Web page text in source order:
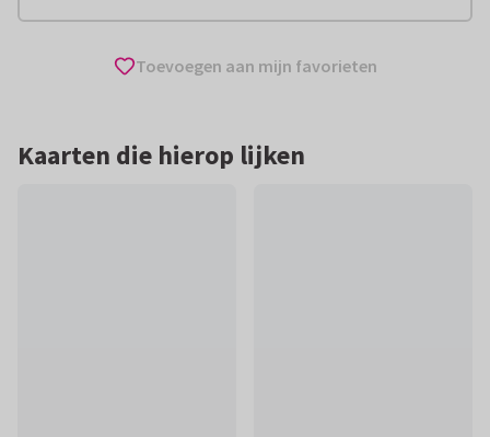
Toevoegen aan mijn favorieten
Kaarten die hierop lijken